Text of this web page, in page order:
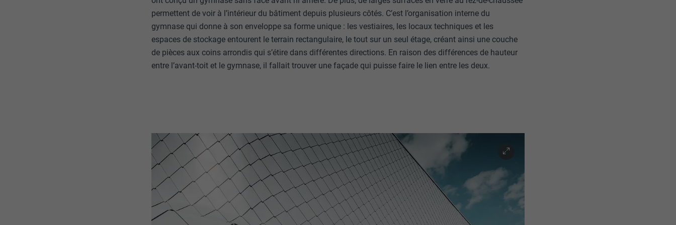
permettent de voir à l’intérieur du bâtiment depuis plusieurs côtés. C’est l’organisation interne du
gymnase qui donne à son enveloppe sa forme unique : les vestiaires, les locaux techniques et les
espaces de stockage entourent le terrain rectangulaire, le tout sur un seul étage, créant ainsi une couche
de pièces aux coins arrondis qui s’étire dans différentes directions. En raison des différences de hauteur
entre l’avant-toit et le gymnase, il fallait trouver une façade qui puisse faire le lien entre les deux.
NOM _gid
FOURNISSEUR Google Universal Analytics
EXPIRATION 1 jour
NOM _gaexp
FOURNISSEUR Google Optimize
EXPIRATION 90 jours
UTILITÉ
Est placé afin de tester si le navigateur autorise l'utilisation de cookies. Ne
contient aucun élément d'identification.
ou non.
NOM lang
FOURNISSEUR ads.linkedin.com
NOM lang
FOURNISSEUR LinkedIn
EXPIRATION Session
UTILITÉ
Utilisé par LinkedIn lorsqu'un site Internet contient une fenêtre « Suivez-